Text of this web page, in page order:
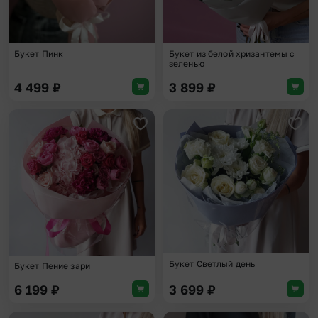
Букет Пинк
4 499 ₽
Букет из белой хризантемы с
зеленью
3 899 ₽
Добавить в избранное
Букет Пение зари
6 199 ₽
Букет Светлый день
3 699 ₽